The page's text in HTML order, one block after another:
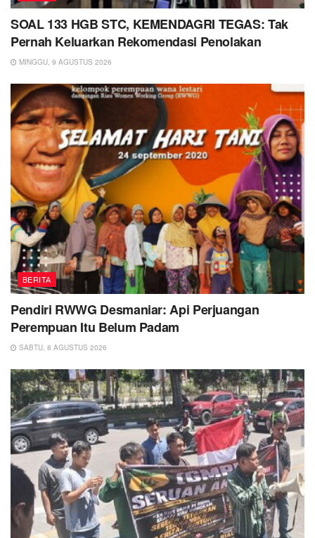
SOAL 133 HGB STC, KEMENDAGRI TEGAS: Tak
Pernah Keluarkan Rekomendasi Penolakan
MINGGU, 9 AGUSTUS 2026
BERITA
Pendiri RWWG Desmaniar: Api Perjuangan
Perempuan Itu Belum Padam
SABTU, 8 AGUSTUS 2026